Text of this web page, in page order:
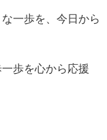
一歩を、今日から
歩を心から応援